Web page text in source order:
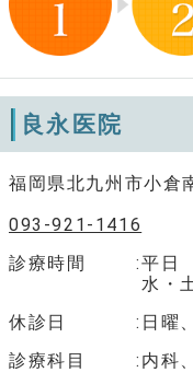
良永医院
福岡県北九州市小倉
093-921-1416
診療時間
平日
水・
休診日
日曜
診療科目
内科